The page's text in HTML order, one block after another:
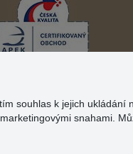
souhlas k jejich ukládání
snahami.